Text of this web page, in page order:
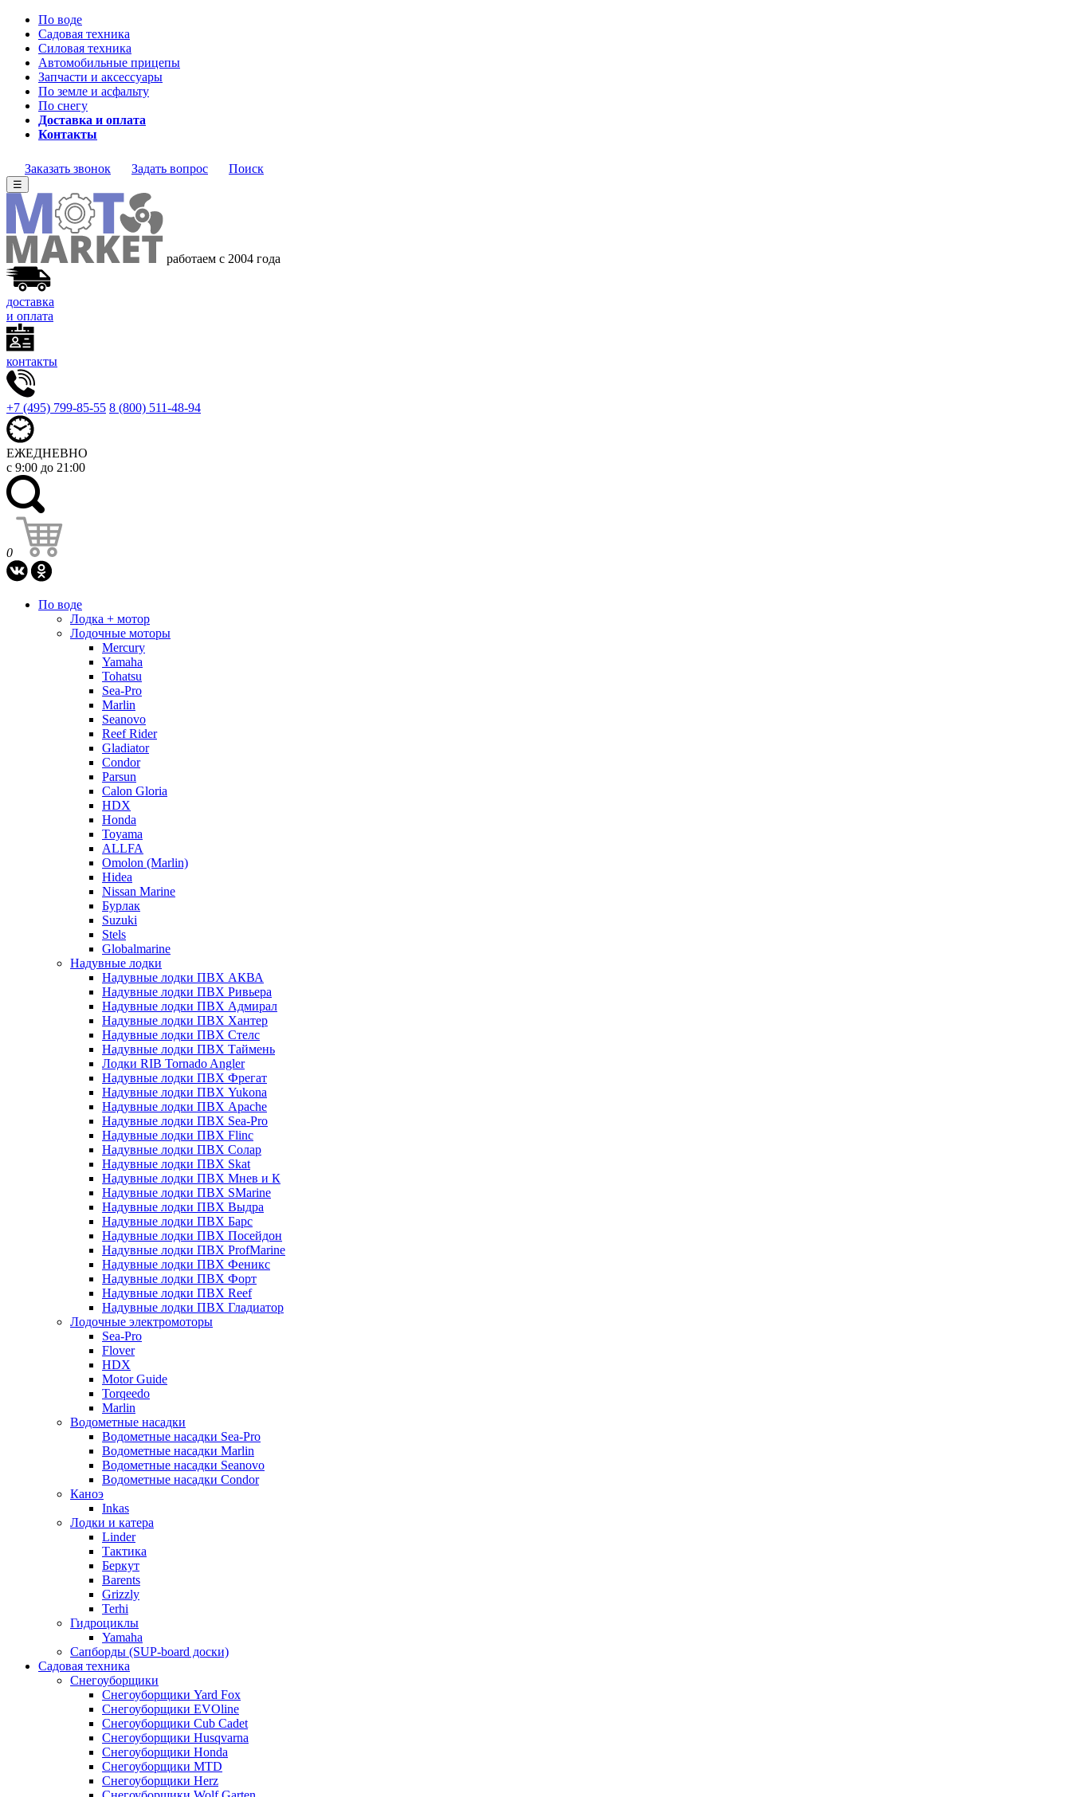
По воде
Садовая техника
Силовая техника
Автомобильные прицепы
Запчасти и аксессуары
По земле и асфальту
По снегу
Доставка и оплата
Контакты
Заказать звонок Задать вопрос Поиск
☰
работаем с 2004 года
доставка
и оплата
контакты
+7 (495) 799-85-55 8 (800) 511-48-94
ЕЖЕДНЕВНО
с 9:00 до 21:00
0
По воде
Лодка + мотор
Лодочные моторы
Mercury
Yamaha
Tohatsu
Sea-Pro
Marlin
Seanovo
Reef Rider
Gladiator
Condor
Parsun
Calon Gloria
HDX
Honda
Toyama
ALLFA
Omolon (Marlin)
Hidea
Nissan Marine
Бурлак
Suzuki
Stels
Globalmarine
Надувные лодки
Надувные лодки ПВХ АКВА
Надувные лодки ПВХ Ривьера
Надувные лодки ПВХ Адмирал
Надувные лодки ПВХ Хантер
Надувные лодки ПВХ Стелс
Надувные лодки ПВХ Таймень
Лодки RIB Tornado Angler
Надувные лодки ПВХ Фрегат
Надувные лодки ПВХ Yukona
Надувные лодки ПВХ Apache
Надувные лодки ПВХ Sea-Pro
Надувные лодки ПВХ Flinc
Надувные лодки ПВХ Солар
Надувные лодки ПВХ Skat
Надувные лодки ПВХ Мнев и К
Надувные лодки ПВХ SMarine
Надувные лодки ПВХ Выдра
Надувные лодки ПВХ Барс
Надувные лодки ПВХ Посейдон
Надувные лодки ПВХ ProfMarine
Надувные лодки ПВХ Феникс
Надувные лодки ПВХ Форт
Надувные лодки ПВХ Reef
Надувные лодки ПВХ Гладиатор
Лодочные электромоторы
Sea-Pro
Flover
HDX
Motor Guide
Torqeedo
Marlin
Водометные насадки
Водометные насадки Sea-Pro
Водометные насадки Marlin
Водометные насадки Seanovo
Водометные насадки Condor
Каноэ
Inkas
Лодки и катера
Linder
Тактика
Беркут
Barents
Grizzly
Terhi
Гидроциклы
Yamaha
Сапборды (SUP-board доски)
Садовая техника
Снегоуборщики
Снегоуборщики Yard Fox
Снегоуборщики EVOline
Снегоуборщики Cub Cadet
Снегоуборщики Husqvarna
Снегоуборщики Honda
Снегоуборщики MTD
Снегоуборщики Herz